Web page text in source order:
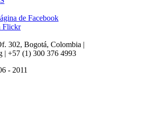
de Facebook
Flickr
302, Bogotá, Colombia |
| +57 (1) 300 376 4993
- 2011